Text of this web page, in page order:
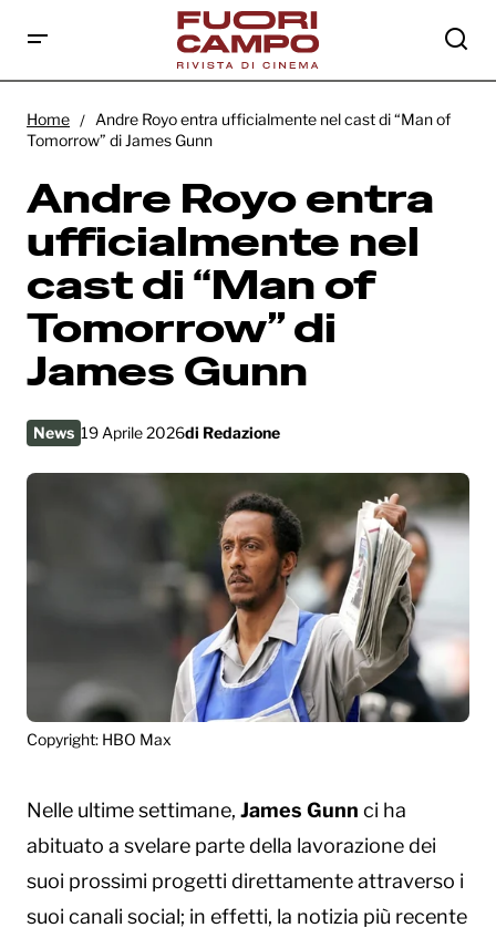
“Man of Tomorrow” di James Gunn
Home
Andre Royo entra ufficialmente nel cast di “Man of
Tomorrow” di James Gunn
Andre Royo entra
ufficialmente nel
cast di “Man of
Tomorrow” di
James Gunn
News 19 Aprile 2026di Redazione
Copyright: HBO Max
Nelle ultime settimane, James Gunn ci ha
abituato a svelare parte della lavorazione dei
suoi prossimi progetti direttamente attraverso i
suoi canali social; in effetti, la notizia più recente